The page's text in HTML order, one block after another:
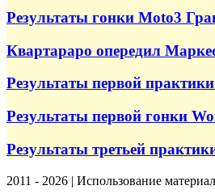
Результаты гонки Moto3
Квартараро опередил
Результаты первой
Результаты первой гонки
Результаты третьей
2011 - 2026 | Использование